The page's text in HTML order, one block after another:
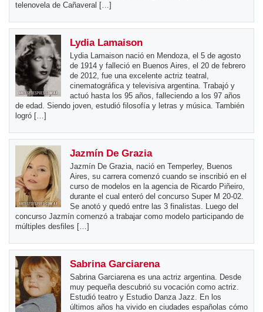
telenovela de Cañaveral […]
Lydia Lamaison
Lydia Lamaison nació en Mendoza, el 5 de agosto
de 1914 y falleció en Buenos Aires, el 20 de febrero
de 2012, fue una excelente actriz teatral,
cinematográfica y televisiva argentina. Trabajó y
actuó hasta los 95 años, falleciendo a los 97 años
de edad. Siendo joven, estudió filosofía y letras y música. También
logró […]
Jazmín De Grazia
Jazmín De Grazia, nació en Temperley, Buenos
Aires, su carrera comenzó cuando se inscribió en el
curso de modelos en la agencia de Ricardo Piñeiro,
durante el cual enteró del concurso Super M 20-02.
Se anotó y quedó entre las 3 finalistas. Luego del
concurso Jazmín comenzó a trabajar como modelo participando de
múltiples desfiles […]
Sabrina Garciarena
Sabrina Garciarena es una actriz argentina. Desde
muy pequeña descubrió su vocación como actriz.
Estudió teatro y Estudio Danza Jazz. En los
últimos años ha vivido en ciudades españolas cómo